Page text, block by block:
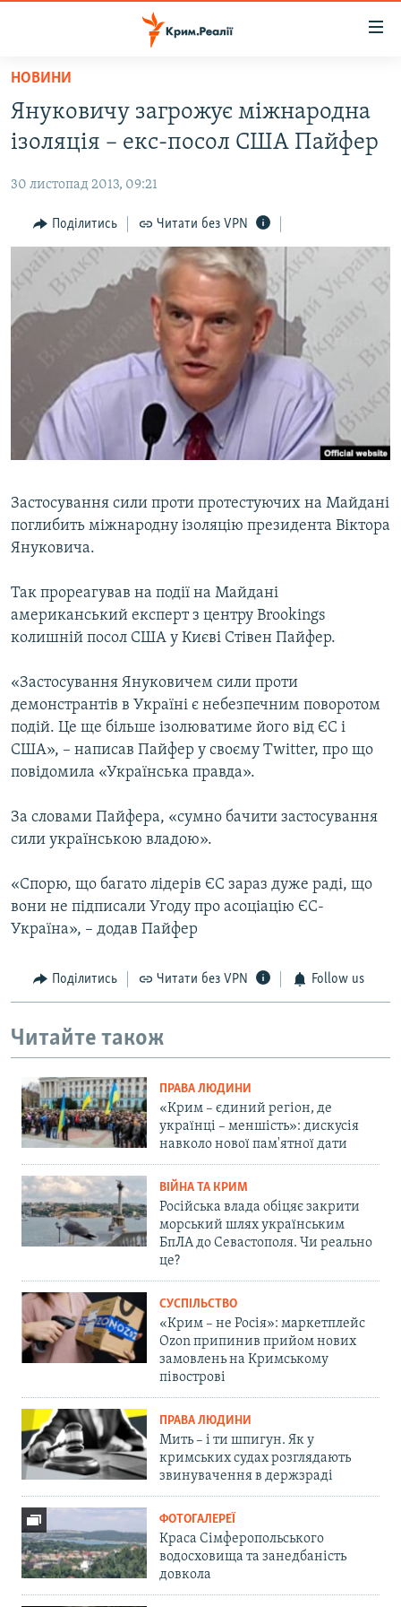
Перейти
основного
матеріалу
до
навігації
Перейти
пошуку
ВОДА.КРИМ
ПОЛІТИКА
БЛОГИ
ПОГЛЯД
ІНТЕРВ'Ю
ВСЕ ЗА ДЕНЬ
СПЕЦПРОЕКТИ
ДЕПОРТАЦІЯ
ВІДЕОУРОКИ «ELIFBE»
СВІДЧЕННЯ ОКУПАЦІЇ
ІНФОГРАФІКА
ЯК ОБІЙТИ БЛОКУВАННЯ
Русский
Qırımtatar
ДОЛУЧАЙСЯ!
Усі сайти RFE/RL
НОВИНИ
Януковичу загрожує міжнародна
ізоляція – екс-посол США Пайфер
30 листопад 2013, 09:21
Поділитись Читати без VPN
Застосування сили проти протестуючих на Майдані
поглибить міжнародну ізоляцію президента Віктора
Януковича.
Так прореагував на події на Майдані
американський експерт з центру Brookings
колишній посол США у Києві Стівен Пайфер.
«Застосування Януковичем сили проти
демонстрантів в Україні є небезпечним поворотом
подій. Це ще більше ізолюватиме його від ЄС і
США», – написав Пайфер у своєму Twitter, про що
повідомила «Українська правда».
За словами Пайфера, «сумно бачити застосування
сили українською владою».
«Спорю, що багато лідерів ЄС зараз дуже раді, що
вони не підписали Угоду про асоціацію ЄС-
Україна», – додав Пайфер
Поділитись Читати без VPN Follow us
Читайте також
ПРАВА ЛЮДИНИ
«Крим – єдиний регіон, де
українці – меншість»: дискусія
навколо нової пам'ятної дати
ВІЙНА ТА КРИМ
Російська влада обіцяє закрити
морський шлях українським
БпЛА до Севастополя. Чи реально
це?
СУСПІЛЬСТВО
«Крим – не Росія»: маркетплейс
Ozon припинив прийом нових
замовлень на Кримському
півострові
ПРАВА ЛЮДИНИ
Мить – і ти шпигун. Як у
кримських судах розглядають
звинувачення в держзраді
ФОТОГАЛЕРЕЇ
Краса Сімферопольського
водосховища та занедбаність
довкола